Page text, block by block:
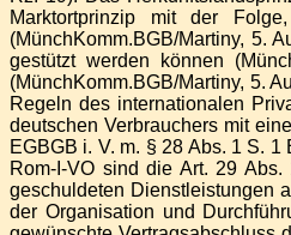
Marktortprinzip mit der
(MünchKomm.BGB/Martiny, 5.
gestützt werden können
(MünchKomm.BGB/Martiny, 5.
Regeln des internationalen
deutschen Verbrauchers mit
EGBGB i. V. m. § 28 Abs. 1 S.
Rom-I-VO sind die Art. 29
geschuldeten Dienstleistungen
der Organisation und